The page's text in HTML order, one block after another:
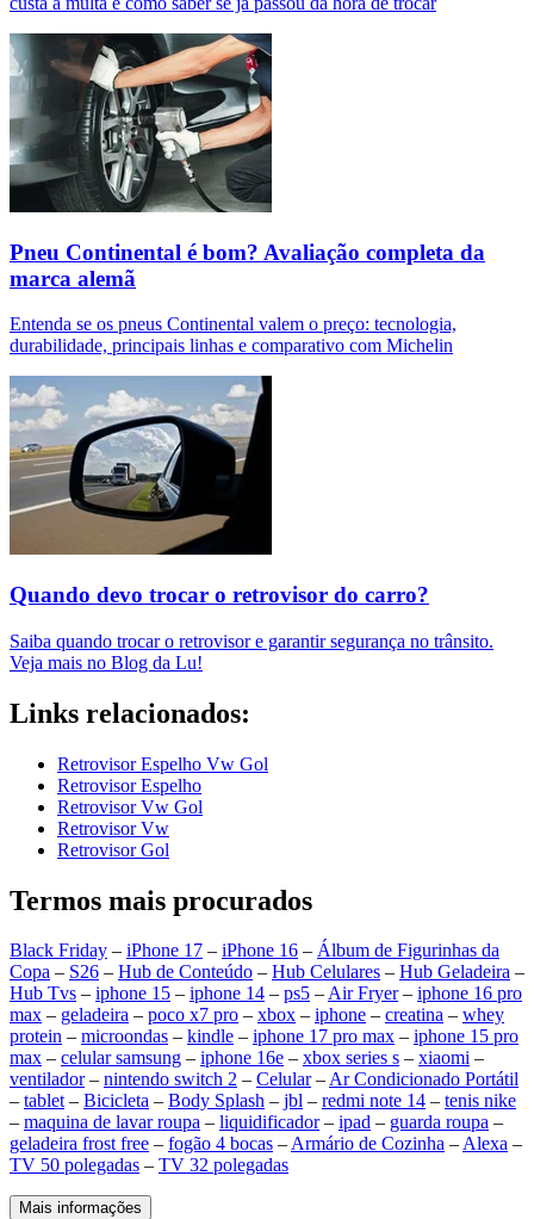
Pneu Continental é bom? Avaliação completa da
marca alemã
Entenda se os pneus Continental valem o preço: tecnologia,
durabilidade, principais linhas e comparativo com Michelin
Quando devo trocar o retrovisor do carro?
Saiba quando trocar o retrovisor e garantir segurança no trânsito.
Veja mais no Blog da Lu!
Links relacionados:
Retrovisor Espelho Vw Gol
Retrovisor Espelho
Retrovisor Vw Gol
Retrovisor Vw
Retrovisor Gol
Termos mais procurados
Black Friday – iPhone 17 – iPhone 16 – Álbum de Figurinhas da
Copa – S26 – Hub de Conteúdo – Hub Celulares – Hub Geladeira –
Hub Tvs – iphone 15 – iphone 14 – ps5 –Air Fryer– iphone 16 pro
max – geladeira – poco x7 pro – xbox – iphone – creatina – whey
protein – microondas – kindle – iphone 17 pro max – iphone 15 pro
max – celular samsung – iphone 16e – xbox series s – xiaomi –
ventilador– nintendo switch 2 – Celular–Ar Condicionado Portátil
– tablet– Bicicleta – Body Splash – jbl – redmi note 14 – tenis nike
– maquina de lavar roupa – liquidificador– ipad – guarda roupa –
geladeira frost free – fogão 4 bocas –Armário de Cozinha –Alexa –
TV 50 polegadas – TV 32 polegadas
Mais informações